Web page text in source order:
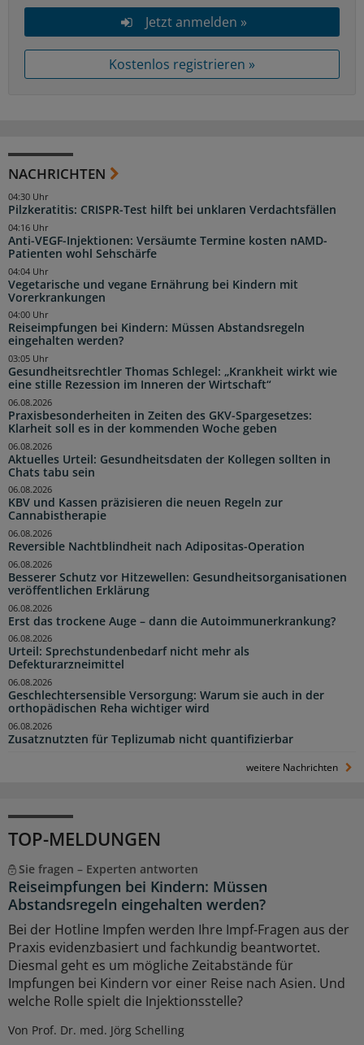
Jetzt anmelden »
Kostenlos registrieren »
NACHRICHTEN
Pilzkeratitis: CRISPR-Test hilft bei unklaren Verdachtsfällen
04:30 Uhr
Anti-VEGF-Injektionen: Versäumte Termine kosten nAMD-
Patienten wohl Sehschärfe
04:16 Uhr
Vegetarische und vegane Ernährung bei Kindern mit
Vorerkrankungen
04:04 Uhr
Reiseimpfungen bei Kindern: Müssen Abstandsregeln
eingehalten werden?
04:00 Uhr
Gesundheitsrechtler Thomas Schlegel: „Krankheit wirkt wie
eine stille Rezession im Inneren der Wirtschaft“
03:05 Uhr
Praxisbesonderheiten in Zeiten des GKV-Spargesetzes:
Klarheit soll es in der kommenden Woche geben
06.08.2026
Aktuelles Urteil: Gesundheitsdaten der Kollegen sollten in
Chats tabu sein
06.08.2026
KBV und Kassen präzisieren die neuen Regeln zur
Cannabistherapie
06.08.2026
Reversible Nachtblindheit nach Adipositas-Operation
06.08.2026
Besserer Schutz vor Hitzewellen: Gesundheitsorganisationen
veröffentlichen Erklärung
06.08.2026
Erst das trockene Auge – dann die Autoimmunerkrankung?
06.08.2026
Urteil: Sprechstundenbedarf nicht mehr als
Defekturarzneimittel
06.08.2026
Geschlechtersensible Versorgung: Warum sie auch in der
orthopädischen Reha wichtiger wird
06.08.2026
Zusatznutzten für Teplizumab nicht quantifizierbar
06.08.2026
weitere Nachrichten
TOP-MELDUNGEN
Sie fragen – Experten antworten
Reiseimpfungen bei Kindern: Müssen
Abstandsregeln eingehalten werden?
Bei der Hotline Impfen werden Ihre Impf-Fragen aus der
Praxis evidenzbasiert und fachkundig beantwortet.
Diesmal geht es um mögliche Zeitabstände für
Impfungen bei Kindern vor einer Reise nach Asien. Und
welche Rolle spielt die Injektionsstelle?
Von Prof. Dr. med. Jörg Schelling